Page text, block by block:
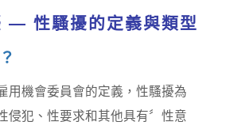
— 性騷擾的定義與類型
用機會委員會的定義，性騷擾為
侵犯、性要求和其他具有〞性意